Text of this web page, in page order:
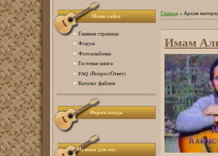
Меню сайта
Главная страница
Форум
Фотоальбомы
Гостевая книга
FAQ (Вопрос/Ответ)
Каталог файлов
Форма входа
Музыка для вас
Главная» Архив
Имам